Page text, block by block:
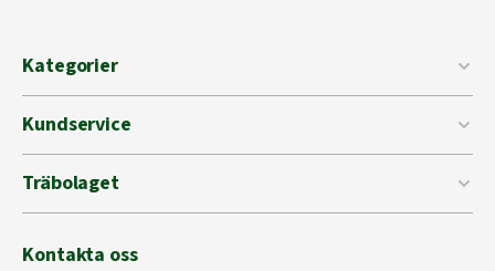
Kategorier
Kundservice
Träbolaget
Kontakta oss